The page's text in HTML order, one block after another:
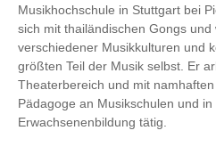
Musikhochschule in Stuttgart bei
sich mit thailändischen Gongs
verschiedener Musikkulturen und
größten Teil der Musik selbst. Er
Theaterbereich und mit
Pädagoge an Musikschulen und
Erwachsenenbildung tätig.